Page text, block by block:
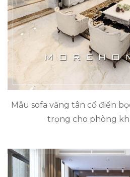
Mẫu sofa văng tân cổ điển
trọng cho phòng